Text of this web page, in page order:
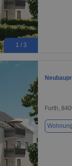
1 / 3
Furth,
Wohnung